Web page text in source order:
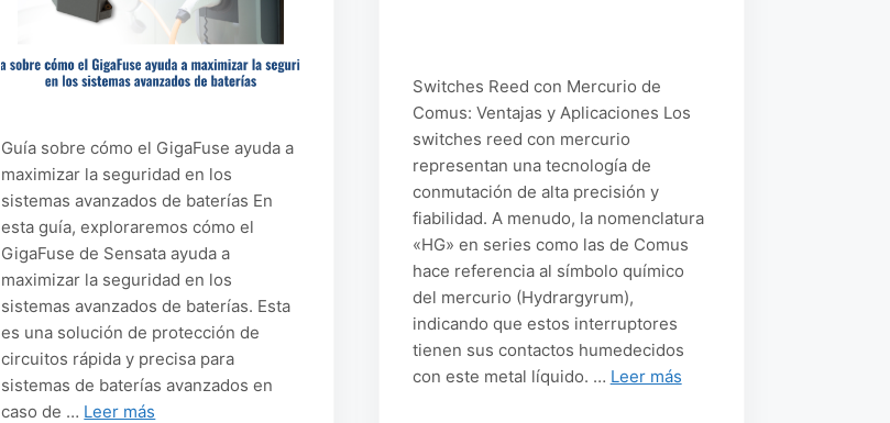
Guía sobre cómo el GigaFuse ayuda a
maximizar la seguridad en los
sistemas avanzados de baterías En
esta guía, exploraremos cómo el
GigaFuse de Sensata ayuda a
maximizar la seguridad en los
sistemas avanzados de baterías. Esta
es una solución de protección de
circuitos rápida y precisa para
sistemas de baterías avanzados en
caso de … Leer más
Switches Reed con Mercurio de
Comus: Ventajas y Aplicaciones Los
switches reed con mercurio
representan una tecnología de
conmutación de alta precisión y
fiabilidad. A menudo, la nomenclatura
«HG» en series como las de Comus
hace referencia al símbolo químico
del mercurio (Hydrargyrum),
indicando que estos interruptores
tienen sus contactos humedecidos
con este metal líquido. … Leer más